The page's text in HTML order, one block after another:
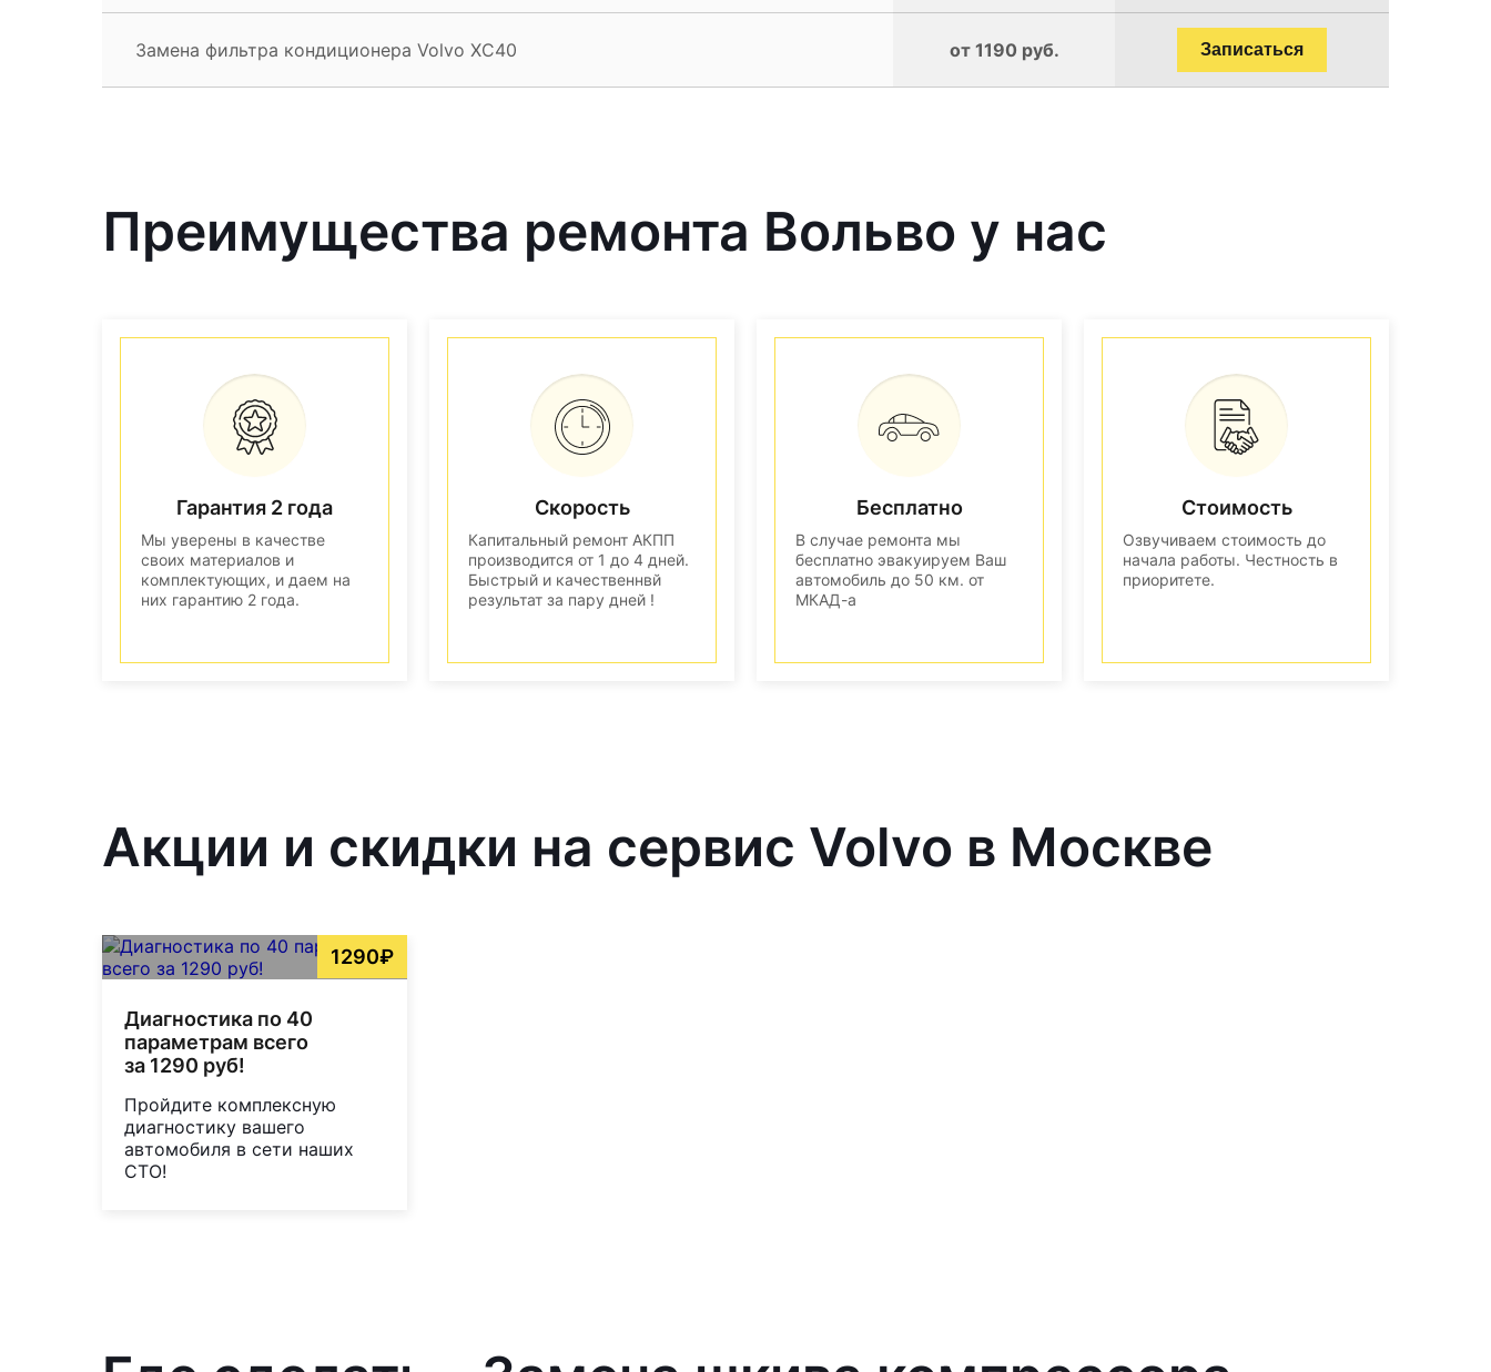
Замена фильтра кондиционера Volvo XC40 от 1190 руб. Записаться
Преимущества ремонта Вольво у нас
Гарантия 2 года
Мы уверены в качестве
своих материалов и
комплектующих, и даем на
них гарантию 2 года.
Скорость
Капитальный ремонт АКПП
производится от 1 до 4 дней.
Быстрый и качественнвй
результат за пару дней !
Бесплатно
В случае ремонта мы
бесплатно эвакуируем Ваш
автомобиль до 50 км. от
МКАД-а
Стоимость
Озвучиваем стоимость до
начала работы. Честность в
приоритете.
Акции и скидки на сервис Volvo в Москве
1290₽
Диагностика по 40
параметрам всего
за 1290 руб!
Пройдите комплексную
диагностику вашего
автомобиля в сети наших
СТО!